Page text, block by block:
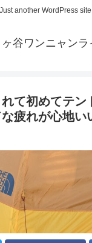
Just another WordPress site
谷ワンニャンラ
て初めてテン
疲れが心地い